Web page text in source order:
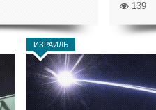
139
ИЗРАИЛЬ